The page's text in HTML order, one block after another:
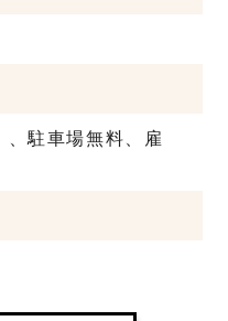
、駐車場無料、雇